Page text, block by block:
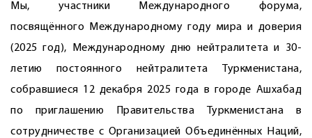
Мы, участники Международного форума,
посвящённого Международному году мира и доверия
(2025 год), Международному дню нейтралитета и 30-
летию постоянного нейтралитета Туркменистана,
собравшиеся 12 декабря 2025 года в городе Ашхабад
по приглашению Правительства Туркменистана в
сотрудничестве с Организацией Объединённых Наций,